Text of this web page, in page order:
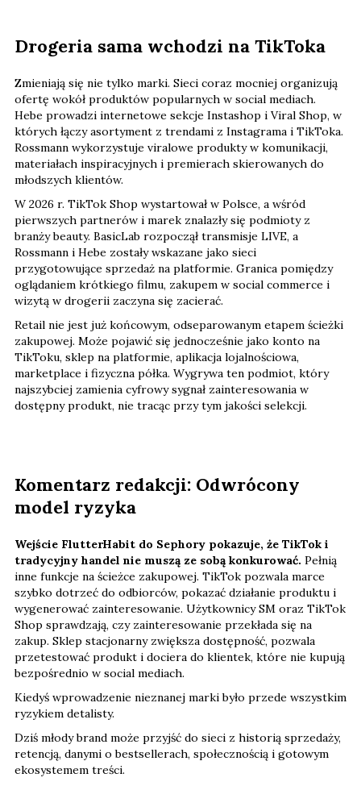
Drogeria sama wchodzi na TikToka
Zmieniają się nie tylko marki. Sieci coraz mocniej organizują
ofertę wokół produktów popularnych w social mediach.
Hebe prowadzi internetowe sekcje Instashop i Viral Shop, w
których łączy asortyment z trendami z Instagrama i TikToka.
Rossmann wykorzystuje viralowe produkty w komunikacji,
materiałach inspiracyjnych i premierach skierowanych do
młodszych klientów.
W 2026 r. TikTok Shop wystartował w Polsce, a wśród
pierwszych partnerów i marek znalazły się podmioty z
branży beauty. BasicLab rozpoczął transmisje LIVE, a
Rossmann i Hebe zostały wskazane jako sieci
przygotowujące sprzedaż na platformie. Granica pomiędzy
oglądaniem krótkiego filmu, zakupem w social commerce i
wizytą w drogerii zaczyna się zacierać.
Retail nie jest już końcowym, odseparowanym etapem ścieżki
zakupowej. Może pojawić się jednocześnie jako konto na
TikToku, sklep na platformie, aplikacja lojalnościowa,
marketplace i fizyczna półka. Wygrywa ten podmiot, który
najszybciej zamienia cyfrowy sygnał zainteresowania w
dostępny produkt, nie tracąc przy tym jakości selekcji.
Komentarz redakcji: Odwrócony
model ryzyka
Wejście FlutterHabit do Sephory pokazuje, że TikTok i
tradycyjny handel nie muszą ze sobą konkurować. Pełnią
inne funkcje na ścieżce zakupowej. TikTok pozwala marce
szybko dotrzeć do odbiorców, pokazać działanie produktu i
wygenerować zainteresowanie. Użytkownicy SM oraz TikTok
Shop sprawdzają, czy zainteresowanie przekłada się na
zakup. Sklep stacjonarny zwiększa dostępność, pozwala
przetestować produkt i dociera do klientek, które nie kupują
bezpośrednio w social mediach.
Kiedyś wprowadzenie nieznanej marki było przede wszystkim
ryzykiem detalisty.
Dziś młody brand może przyjść do sieci z historią sprzedaży,
retencją, danymi o bestsellerach, społecznością i gotowym
ekosystemem treści.